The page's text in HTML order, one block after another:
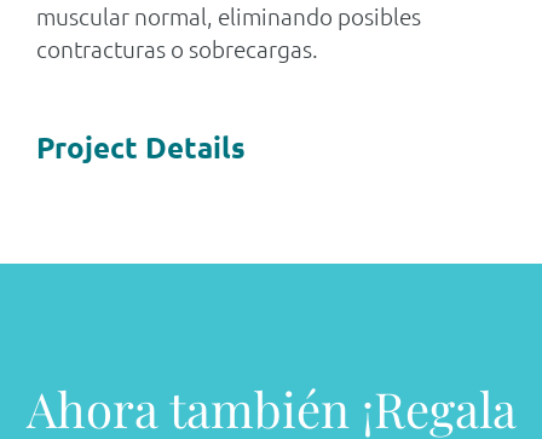
Contacto
muscular normal, eliminando posibles
contracturas o sobrecargas.
Project Details
Ahora también ¡Regala